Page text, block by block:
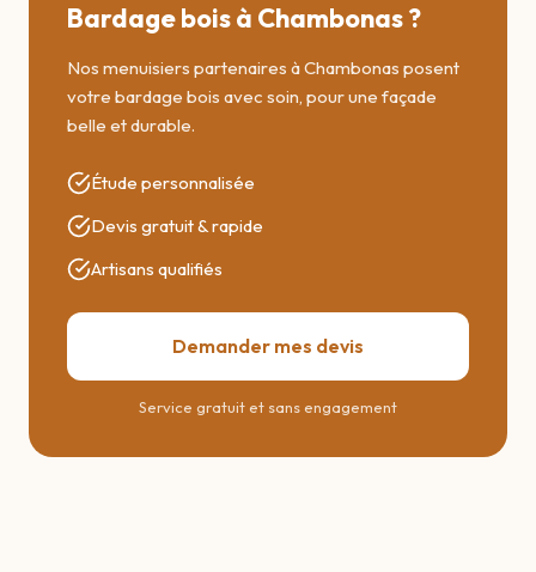
Bardage bois à Chambonas ?
Nos menuisiers partenaires à Chambonas posent
votre bardage bois avec soin, pour une façade
belle et durable.
Étude personnalisée
Devis gratuit & rapide
Artisans qualifiés
Demander mes devis
Service gratuit et sans engagement